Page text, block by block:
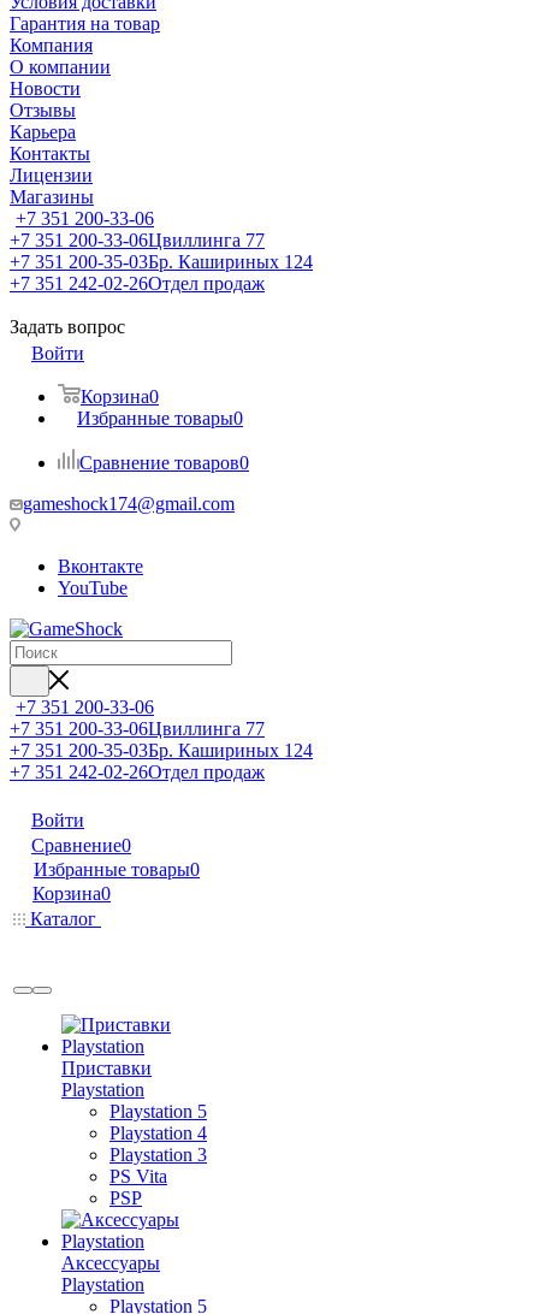
Гарантия на товар
Компания
О компании
Новости
Отзывы
Карьера
Контакты
Лицензии
Магазины
+7 351 200-33-06
+7 351 200-33-06Цвиллинга 77
+7 351 200-35-03Бр. Кашириных 124
+7 351 242-02-26Отдел продаж
Задать вопрос
Войти
Корзина0
Избранные товары0
Сравнение товаров0
gameshock174@gmail.com
Вконтакте
YouTube
+7 351 200-33-06
+7 351 200-33-06Цвиллинга 77
+7 351 200-35-03Бр. Кашириных 124
+7 351 242-02-26Отдел продаж
Войти
Сравнение0
Избранные товары0
Корзина0
Каталог
Приставки
Playstation
Playstation 5
Playstation 4
Playstation 3
PS Vita
PSP
Аксессуары
Playstation
Playstation 5